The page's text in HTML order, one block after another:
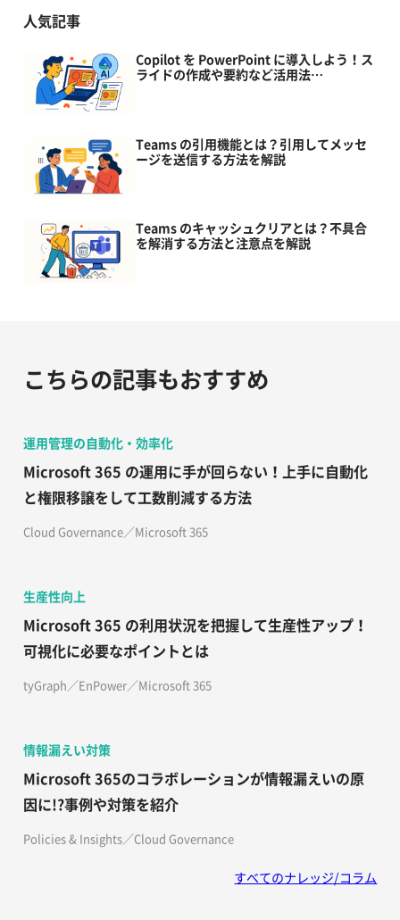
人気記事
Copilot を PowerPoint に導入しよう！ス
ライドの作成や要約など活用法…
Teams の引用機能とは？引用してメッセ
ージを送信する方法を解説
Teams のキャッシュクリアとは？不具合
を解消する方法と注意点を解説
こちらの記事もおすすめ
運用管理の自動化・効率化
Microsoft 365 の運用に手が回らない！上手に自動化
と権限移譲をして工数削減する方法
Cloud Governance／Microsoft 365
生産性向上
Microsoft 365 の利用状況を把握して生産性アップ！
可視化に必要なポイントとは
tyGraph／EnPower／Microsoft 365
情報漏えい対策
Microsoft 365のコラボレーションが情報漏えいの原
因に!?事例や対策を紹介
Policies & Insights／Cloud Governance
すべてのナレッジ/コラム